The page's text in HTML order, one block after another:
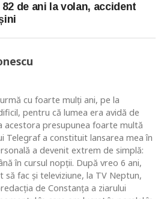
de ani la volan, accident
cu foarte mulţi ani, pe la
pentru că lumea era avidă de
acestora presupunea foarte multă
Telegraf a constituit lansarea mea în
a devenit extrem de simplă:
în cursul nopţii. După vreo 6 ani,
să fac şi televiziune, la TV Neptun,
de Constanţa a ziarului